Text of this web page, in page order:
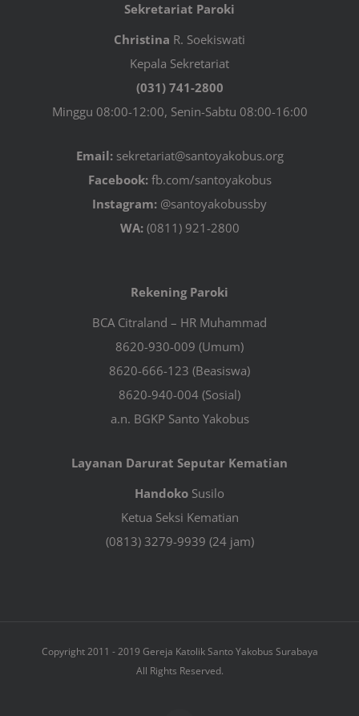
Sekretariat Paroki
Christina R. Soekiswati
Kepala Sekretariat
(031) 741-2800
Minggu 08:00-12:00, Senin-Sabtu 08:00-16:00
Email:sekretariat@santoyakobus.org
Facebook:fb.com/santoyakobus
Instagram: @santoyakobussby
WA:(0811) 921-2800
Rekening Paroki
BCA Citraland – HR Muhammad
8620-930-009 (Umum)
8620-666-123 (Beasiswa)
8620-940-004 (Sosial)
a.n. BGKP Santo Yakobus
Layanan Darurat Seputar Kematian
Handoko Susilo
Ketua Seksi Kematian
(0813) 3279-9939 (24 jam)
Copyright 2011 - 2019 Gereja Katolik Santo Yakobus Surabaya
All Rights Reserved.